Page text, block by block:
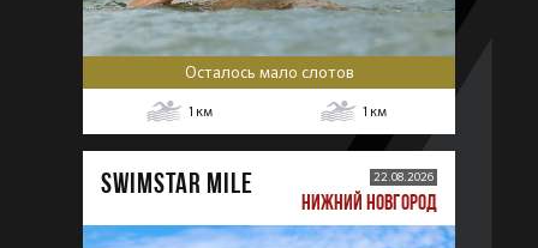
Осталось мало слотов
1 км 1 км
SWIMSTAR MILE 22.08.2026
НИЖНИЙ НОВГОРОД